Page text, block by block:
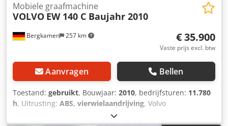
Bergkamen 257 km
Mobiele graafmachine
VOLVO EW 140 C Baujahr 2010
€ 35.900
Vaste prijs excl. btw
Aanvragen Bellen
Toestand: gebruikt, Bouwjaar: 2010, bedrijfsturen: 11.780
h, Uitrusting: ABS, vierwielaandrijving, Volvo
GRAAFMACHINE EW140C airconditioning 16.850 kg 91 kW